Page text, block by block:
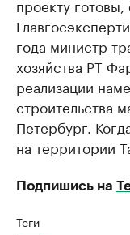
проекту
года министр
хозяйства РТ
реализации
строительства
Петербург.
на территории
Подпишись на
Теги